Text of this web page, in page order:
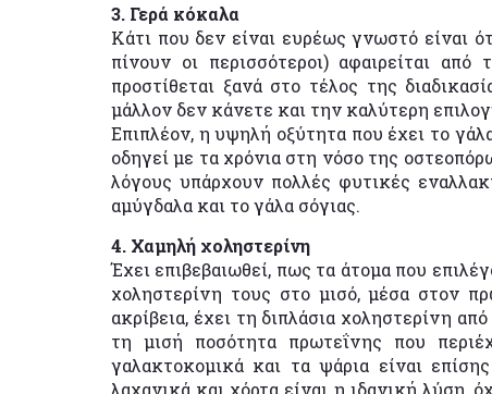
3. Γερά κόκαλα
Κάτι που δεν είναι ευρέως γνωστό είναι
πίνουν οι περισσότεροι) αφαιρείται
προστίθεται ξανά στο τέλος της
μάλλον δεν κάνετε και την καλύτερη
Επιπλέον, η υψηλή οξύτητα που έχει το
οδηγεί με τα χρόνια στη νόσο της
λόγους υπάρχουν πολλές φυτικές
αμύγδαλα και το γάλα σόγιας.
4. Χαμηλή χοληστερίνη
Έχει επιβεβαιωθεί, πως τα άτομα που
χοληστερίνη τους στο μισό, μέσα στον
ακρίβεια, έχει τη διπλάσια χοληστερίνη
τη μισή ποσότητα πρωτεΐνης που
γαλακτοκομικά και τα ψάρια είναι
λαχανικά και χόρτα είναι η ιδανική λύση,